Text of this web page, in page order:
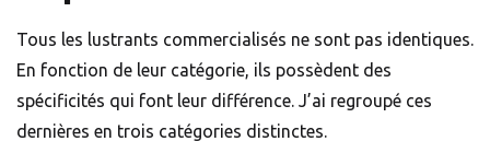
Tous les lustrants commercialisés ne sont pas identiques.
En fonction de leur catégorie, ils possèdent des
spécificités qui font leur différence. J’ai regroupé ces
dernières en trois catégories distinctes.